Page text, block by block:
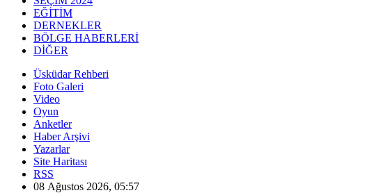
EĞİTİM
DERNEKLER
BÖLGE HABERLERİ
DİĞER
Üsküdar Rehberi
Foto Galeri
Video
Oyun
Anketler
Haber Arşivi
Yazarlar
Site Haritası
RSS
08 Ağustos 2026, 05:57